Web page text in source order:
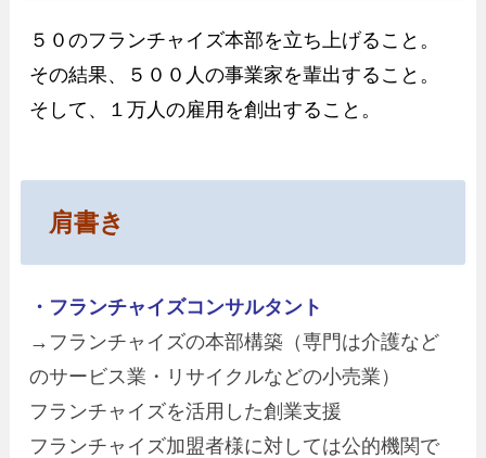
５０のフランチャイズ本部を立ち上げること。
その結果、５００人の事業家を輩出すること。
そして、１万人の雇用を創出すること。
肩書き
・フランチャイズコンサルタント
→フランチャイズの本部構築（専門は介護など
のサービス業・リサイクルなどの小売業）
フランチャイズを活用した創業支援
フランチャイズ加盟者様に対しては公的機関で